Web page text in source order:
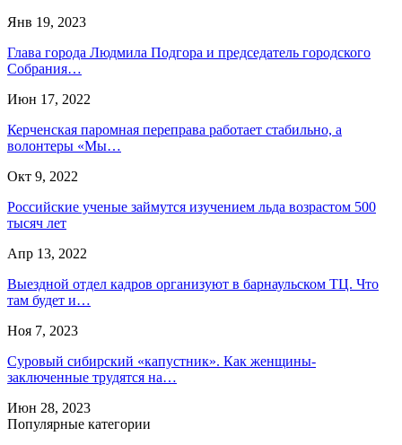
Янв 19, 2023
Глава города Людмила Подгора и председатель городского
Собрания…
Июн 17, 2022
Керченская паромная переправа работает стабильно, а
волонтеры «Мы…
Окт 9, 2022
Российские ученые займутся изучением льда возрастом 500
тысяч лет
Апр 13, 2022
Выездной отдел кадров организуют в барнаульском ТЦ. Что
там будет и…
Ноя 7, 2023
Суровый сибирский «капустник». Как женщины-
заключенные трудятся на…
Июн 28, 2023
Популярные категории